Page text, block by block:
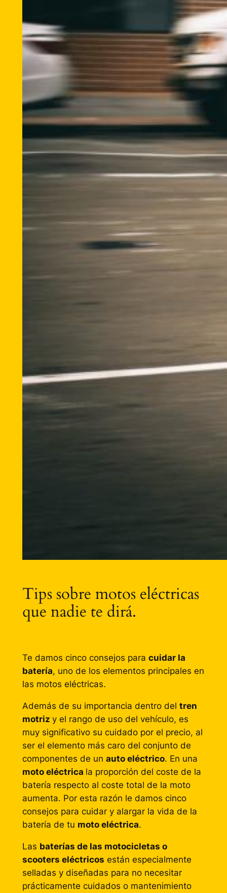
Tips sobre motos eléctricas
que nadie te dirá.
Te damos cinco consejos para cuidar la
batería, uno de los elementos principales en
las motos eléctricas.
Además de su importancia dentro del tren
motriz y el rango de uso del vehículo, es
muy significativo su cuidado por el precio, al
ser el elemento más caro del conjunto de
componentes de un auto eléctrico. En una
moto eléctrica la proporción del coste de la
batería respecto al coste total de la moto
aumenta. Por esta razón le damos cinco
consejos para cuidar y alargar la vida de la
batería de tu moto eléctrica.
Las baterías de las motocicletas o
scooters eléctricos están especialmente
selladas y diseñadas para no necesitar
prácticamente cuidados o mantenimiento